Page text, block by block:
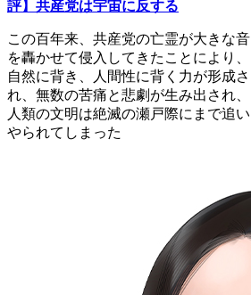
評】共産党は宇宙に反する
この百年来、共産党の亡霊が大きな音
を轟かせて侵入してきたことにより、
自然に背き、人間性に背く力が形成さ
れ、無数の苦痛と悲劇が生み出され、
人類の文明は絶滅の瀬戸際にまで追い
やられてしまった